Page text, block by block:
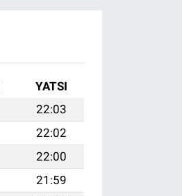
YATSI
22:03
22:02
22:00
21:59